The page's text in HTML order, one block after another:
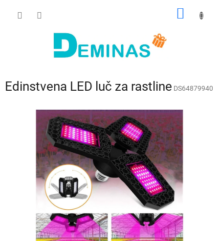
Edinstvena LED luč za rastline DS64879940